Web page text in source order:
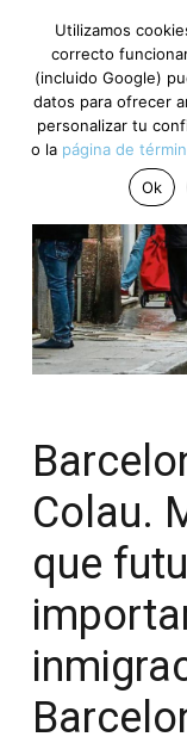
Colau.
que
Utilizamos
correcto
(incluido Google)
datos para ofrecer
personalizar tu
o la página de
Ok